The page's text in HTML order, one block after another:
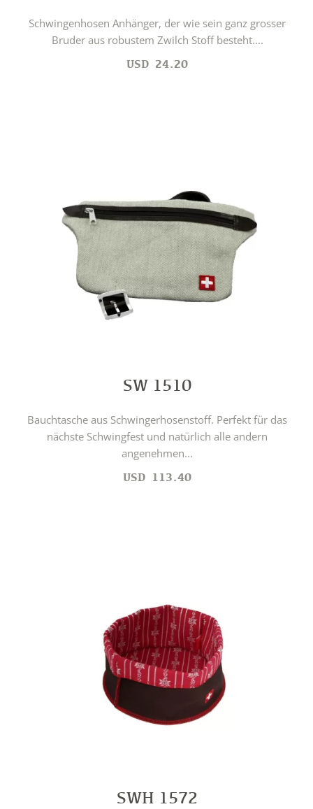
Schwingenhosen Anhänger, der wie sein ganz grosser
Bruder aus robustem Zwilch Stoff besteht....
USD 24.20
SW 1510
Bauchtasche aus Schwingerhosenstoff. Perfekt für das
nächste Schwingfest und natürlich alle andern
angenehmen...
USD 113.40
SWH 1572